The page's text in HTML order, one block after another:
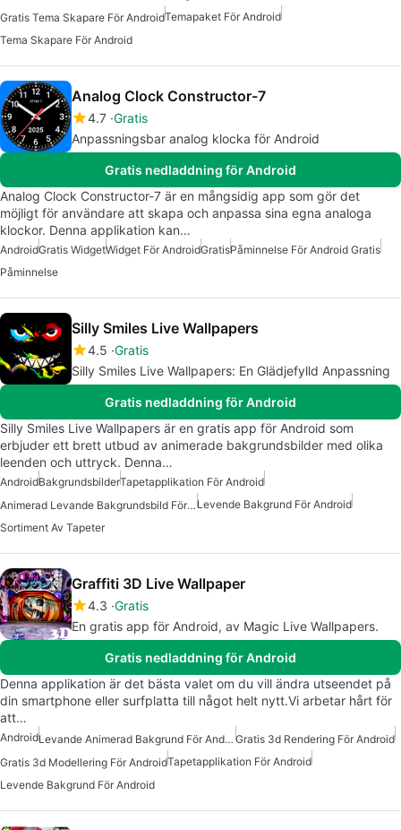
Gratis Tema Skapare För AndroidTemapaket För Android
Tema Skapare För Android
Analog Clock Constructor-7
4.7 Gratis
Anpassningsbar analog klocka för Android
Gratis nedladdning för Android
Analog Clock Constructor-7 är en mångsidig app som gör det
möjligt för användare att skapa och anpassa sina egna analoga
klockor. Denna applikation kan…
AndroidGratis WidgetWidget För AndroidGratisPåminnelse För Android Gratis
Påminnelse
Silly Smiles Live Wallpapers
4.5 Gratis
Silly Smiles Live Wallpapers: En Glädjefylld Anpassning
Gratis nedladdning för Android
Silly Smiles Live Wallpapers är en gratis app för Android som
erbjuder ett brett utbud av animerade bakgrundsbilder med olika
leenden och uttryck. Denna…
AndroidBakgrundsbilderTapetapplikation För Android
Animerad Levande Bakgrundsbild För AndroidLevende Bakgrund För Android
Sortiment Av Tapeter
Graffiti 3D Live Wallpaper
4.3 Gratis
En gratis app för Android, av Magic Live Wallpapers.
Gratis nedladdning för Android
Denna applikation är det bästa valet om du vill ändra utseendet på
din smartphone eller surfplatta till något helt nytt.Vi arbetar hårt för
att…
Android Levande Animerad Bakgrund För Android Gratis 3d Rendering För Android
Gratis 3d Modellering För AndroidTapetapplikation För Android
Levende Bakgrund För Android